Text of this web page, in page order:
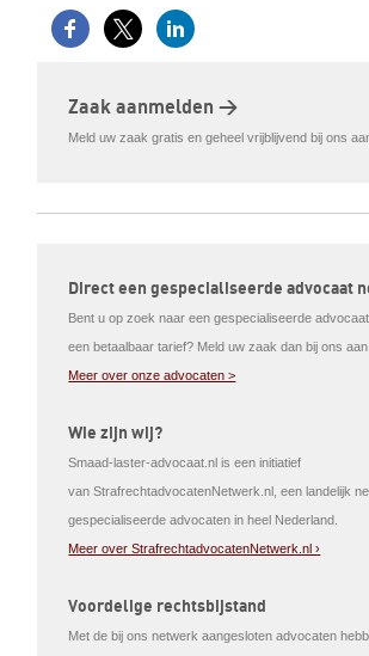
Zaak aanmelden >
Meld uw zaak gratis en geheel vrijblijvend bij ons
Direct een gespecialiseerde advocaat
Bent u op zoek naar een gespecialiseerde
een betaalbaar tarief? Meld uw zaak dan bij ons aan.
Meer over onze advocaten >
Wie zijn wij?
Smaad-laster-advocaat.nl is een initiatief
van StrafrechtadvocatenNetwerk.nl, een landelijk
gespecialiseerde advocaten in heel Nederland.
Meer over StrafrechtadvocatenNetwerk.nl ›
Voordelige rechtsbijstand
Met de bij ons netwerk aangesloten advocaten